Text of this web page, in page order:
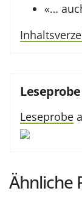
«…
Leseprobe
Leseprobe
Ähnliche